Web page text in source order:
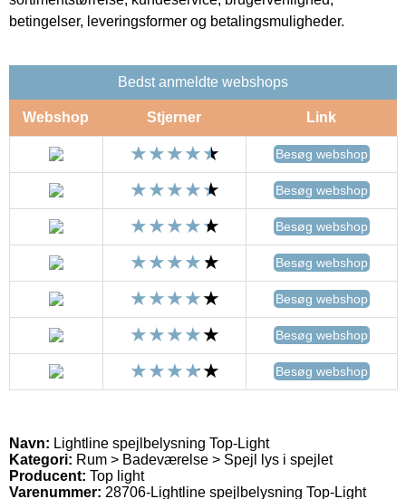
betingelser, leveringsformer og betalingsmuligheder.
Bedst anmeldte webshops
Webshop Stjerner Link
Besøg webshop
Besøg webshop
Besøg webshop
Besøg webshop
Besøg webshop
Besøg webshop
Besøg webshop
Navn: Lightline spejlbelysning Top-Light
Kategori: Rum > Badeværelse > Spejl lys i spejlet
Producent: Top light
Varenummer: 28706-Lightline spejlbelysning Top-Light